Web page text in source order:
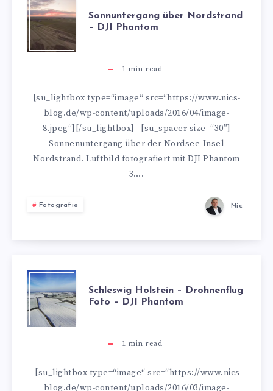
ÜBER
NORDSTRAND
–
DJI
PHANTOM
Sonnuntergang über Nordstrand
– DJI Phantom
1 min read
[su_lightbox type=“image“ src=“https://www.nics-
blog.de/wp-content/uploads/2016/04/image-
8.jpeg“][/su_lightbox] [su_spacer size=“30″]
Sonnenuntergang über der Nordsee-Insel
Nordstrand. Luftbild fotografiert mit DJI Phantom
3….
Fotografie Nic
SCHLESWIG
HOLSTEIN
DROHNENFLUG
Schleswig Holstein – Drohnenflug
Foto – DJI Phantom
1 min read
[su_lightbox type=“image“ src=“https://www.nics-
blog.de/wp-content/uploads/2016/03/image-